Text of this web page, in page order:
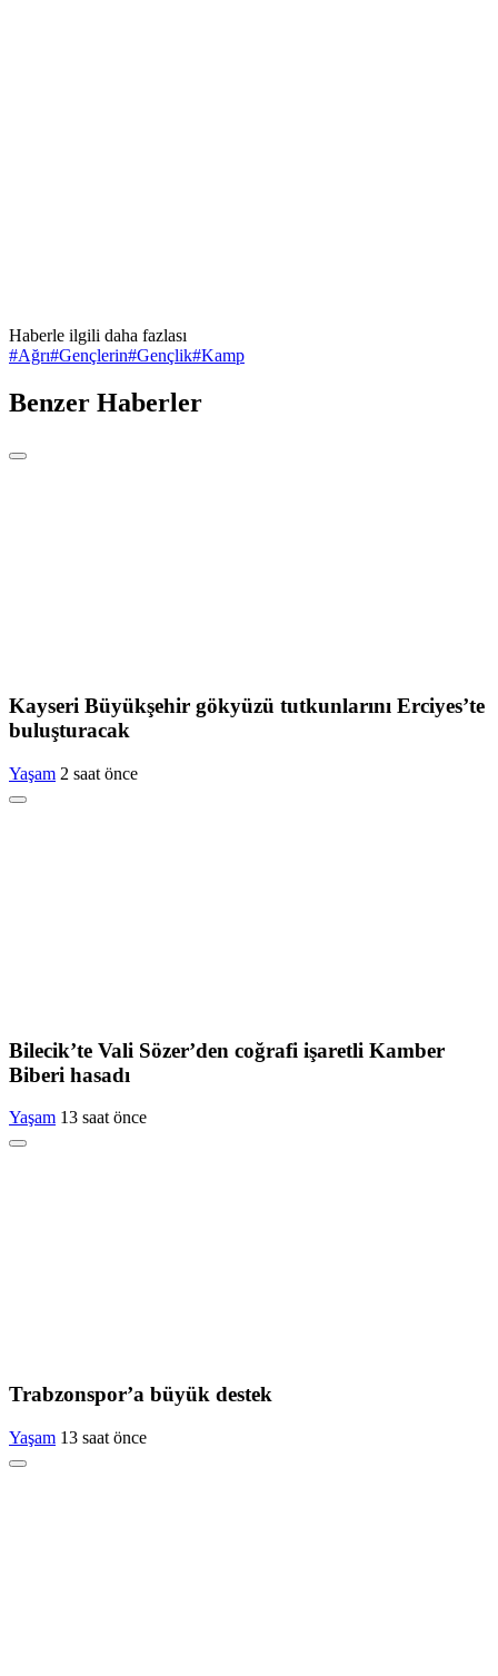
Haberle ilgili daha fazlası
#Ağrı#Gençlerin#Gençlik#Kamp
Benzer Haberler
Kayseri Büyükşehir gökyüzü tutkunlarını Erciyes’te
buluşturacak
Yaşam 2 saat önce
Bilecik’te Vali Sözer’den coğrafi işaretli Kamber
Biberi hasadı
Yaşam 13 saat önce
Trabzonspor’a büyük destek
Yaşam 13 saat önce